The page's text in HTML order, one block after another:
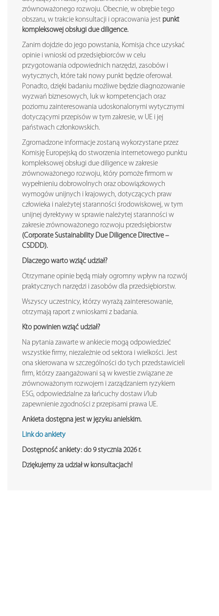
zrównoważonego rozwoju. Obecnie, w obrębie tego
obszaru, w trakcie konsultacji i opracowania jest punkt
kompleksowej obsługi due diligence.
Zanim dojdzie do jego powstania, Komisja chce uzyskać
opinie i wnioski od przedsiębiorców w celu
przygotowania odpowiednich narzędzi, zasobów i
wytycznych, które taki nowy punkt będzie oferował.
Ponadto, dzięki badaniu możliwe będzie diagnozowanie
wyzwań biznesowych, luk w kompetencjach oraz
poziomu zainteresowania udoskonalonymi wytycznymi
dotyczącymi przepisów w tym zakresie, w UE i jej
państwach członkowskich.
Zgromadzone informacje zostaną wykorzystane przez
Komisję Europejską do stworzenia internetowego punktu
kompleksowej obsługi due diligence w zakresie
zrównoważonego rozwoju, który pomoże firmom w
wypełnieniu dobrowolnych oraz obowiązkowych
wymogów unijnych i krajowych, dotyczących praw
człowieka i należytej staranności środowiskowej, w tym
unijnej dyrektywy w sprawie należytej staranności w
zakresie zrównoważonego rozwoju przedsiębiorstw
(Corporate Sustainability Due Diligence Directive –
CSDDD).
Dlaczego warto wziąć udział?
Otrzymane opinie będą miały ogromny wpływ na rozwój
praktycznych narzędzi i zasobów dla przedsiębiorstw.
Wszyscy uczestnicy, którzy wyrażą zainteresowanie,
otrzymają raport z wnioskami z badania.
Kto powinien wziąć udział?
Na pytania zawarte w ankiecie mogą odpowiedzieć
wszystkie firmy, niezależnie od sektora i wielkości. Jest
ona skierowana w szczególności do tych przedstawicieli
firm, którzy zaangażowani są w kwestie związane ze
zrównoważonym rozwojem i zarządzaniem ryzykiem
ESG, odpowiedzialne za łańcuchy dostaw i/lub
zapewnienie zgodności z przepisami prawa UE.
Ankieta dostępna jest w języku anielskim.
Link do ankiety
Dostępność ankiety: do 9 stycznia 2026 r.
Dziękujemy za udział w konsultacjach!